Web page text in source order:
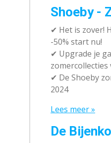
Shoeby -
✔ Het is zover!
-50% start nu!
✔ Upgrade je
✔ De Shoeby
2024
Lees meer »
De